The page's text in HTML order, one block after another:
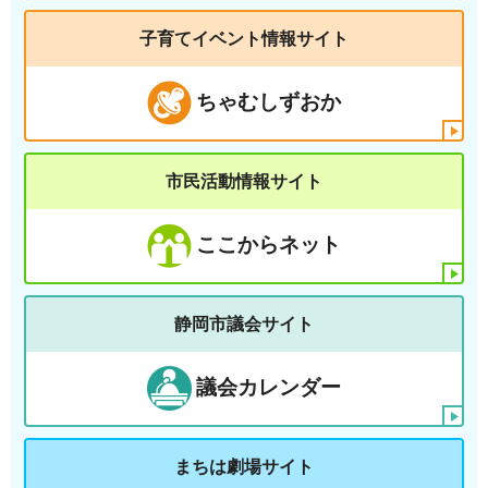
子育てイベント情報サイト
ちゃむしずおか
市民活動情報サイト
ここからネット
静岡市議会サイト
議会カレンダー
まちは劇場サイト